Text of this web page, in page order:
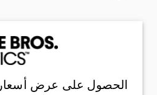
الحصول على عرض أسعار